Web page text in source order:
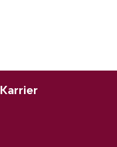
Karrier